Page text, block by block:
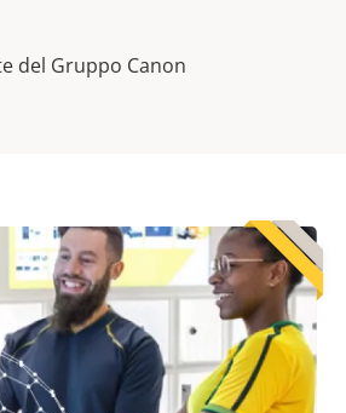
del Gruppo Canon